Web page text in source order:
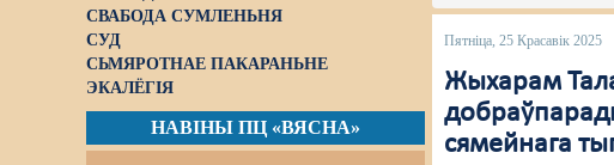
СВАБОДА СУМЛЕНЬНЯ
СУД
СЬМЯРОТНАЕ ПАКАРАНЬНЕ
ЭКАЛЁГІЯ
НАВІНЫ ПЦ «ВЯСНА»
Пятніца, 25 Красавік 2025
Жыхарам
сямейнага